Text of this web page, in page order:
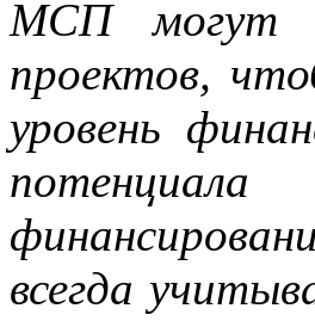
МСП могут
проектов,
уровень
всегда